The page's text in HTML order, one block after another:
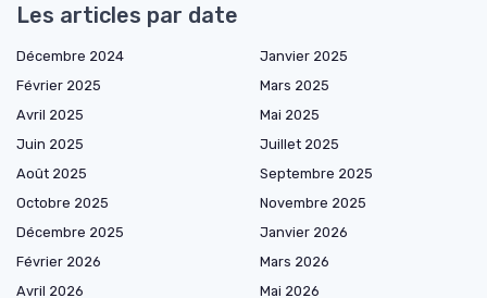
Les articles par date
Décembre 2024
Janvier 2025
Février 2025
Mars 2025
Avril 2025
Mai 2025
Juin 2025
Juillet 2025
Août 2025
Septembre 2025
Octobre 2025
Novembre 2025
Décembre 2025
Janvier 2026
Février 2026
Mars 2026
Avril 2026
Mai 2026